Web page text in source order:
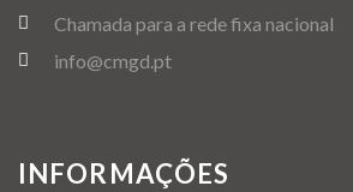
Chamada para a rede fixa nacional
info@cmgd.pt
INFORMAÇÕES